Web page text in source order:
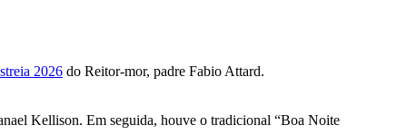
2026 do Reitor-mor, padre Fabio Attard.
Kellison. Em seguida, houve o tradicional “Boa Noite